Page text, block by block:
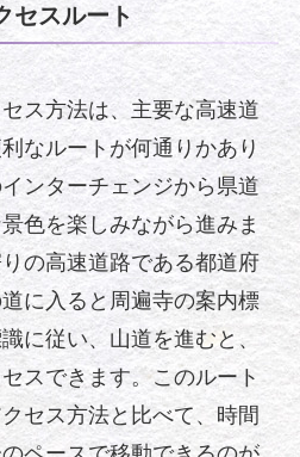
セスルート
ス方法は、主要な高速道
なルートが何通りかあり
ンターチェンジから県道
色を楽しみながら進みま
の高速道路である都道府
に入ると周遍寺の案内標
に従い、山道を進むと、
スできます。このルート
セス方法と比べて、時間